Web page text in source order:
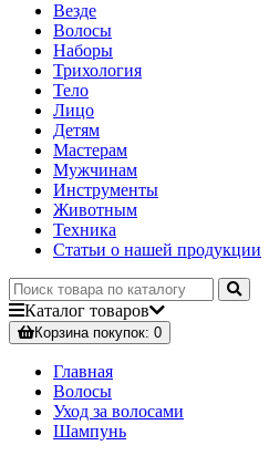
Везде
Волосы
Наборы
Трихология
Тело
Лицо
Детям
Мастерам
Мужчинам
Инструменты
Животным
Техника
Статьи о нашей продукции
Каталог товаров
Корзинапокупок: 0
Главная
Волосы
Уход за волосами
Шампунь